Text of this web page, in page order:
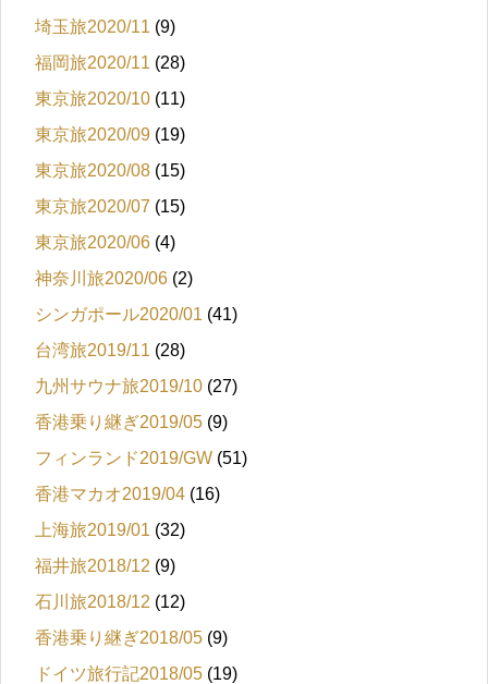
埼玉旅2020/11 (9)
福岡旅2020/11 (28)
東京旅2020/10 (11)
東京旅2020/09 (19)
東京旅2020/08 (15)
東京旅2020/07 (15)
東京旅2020/06 (4)
神奈川旅2020/06 (2)
シンガポール2020/01 (41)
台湾旅2019/11 (28)
九州サウナ旅2019/10 (27)
香港乗り継ぎ2019/05 (9)
フィンランド2019/GW (51)
香港マカオ2019/04 (16)
上海旅2019/01 (32)
福井旅2018/12 (9)
石川旅2018/12 (12)
香港乗り継ぎ2018/05 (9)
ドイツ旅行記2018/05 (19)